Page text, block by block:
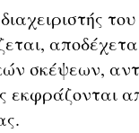
σκέψεων,
εκφράζονται